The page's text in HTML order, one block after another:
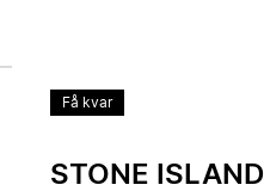
Få kvar
STONE ISLAND